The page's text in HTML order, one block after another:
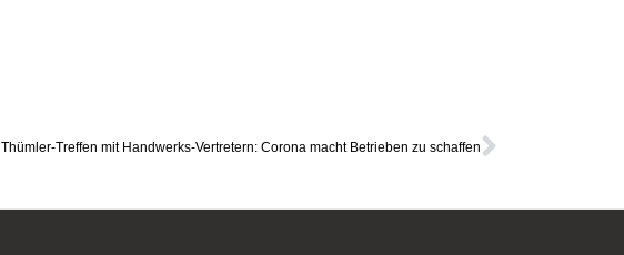
Thümler-Treffen mit Handwerks-Vertretern: Corona macht Betrieben zu schaffen